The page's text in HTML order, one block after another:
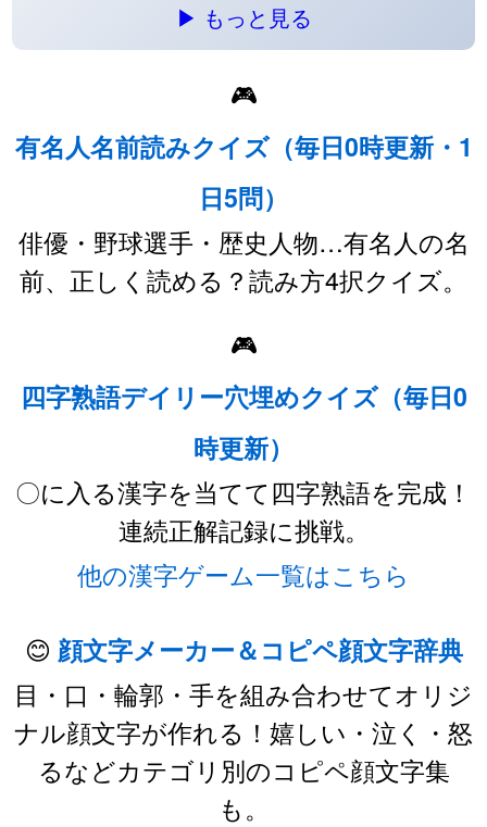
▶ もっと見る
🎮
有名人名前読みクイズ（毎日0時更新・1
日5問）
俳優・野球選手・歴史人物…有名人の名
前、正しく読める？読み方4択クイズ。
🎮
四字熟語デイリー穴埋めクイズ（毎日0
時更新）
〇に入る漢字を当てて四字熟語を完成！
連続正解記録に挑戦。
他の漢字ゲーム一覧はこちら
😊 顔文字メーカー＆コピペ顔文字辞典
目・口・輪郭・手を組み合わせてオリジ
ナル顔文字が作れる！嬉しい・泣く・怒
るなどカテゴリ別のコピペ顔文字集
も。